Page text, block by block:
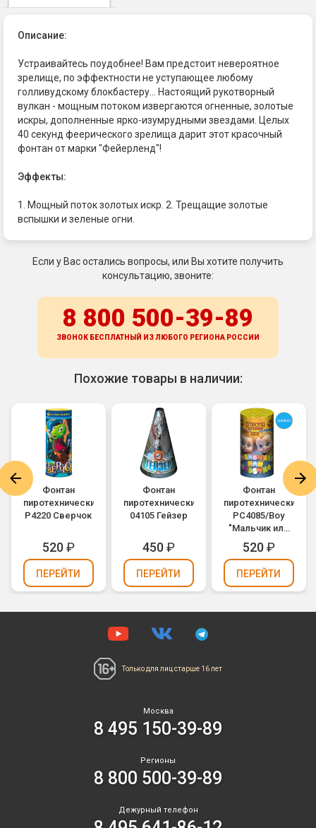
Описание:
Устраивайтесь поудобнее! Вам предстоит невероятное
зрелище, по эффектности не уступающее любому
голливудскому блокбастеру... Настоящий рукотворный
вулкан - мощным потоком извергаются огненные, золотые
искры, дополненные ярко-изумрудными звездами. Целых
40 секунд феерического зрелища дарит этот красочный
фонтан от марки "Фейерленд"!
Эффекты:
1. Мощный поток золотых искр. 2. Трещащие золотые
вспышки и зеленые огни.
Если у Вас остались вопросы, или Вы хотите получить
консультацию, звоните:
8 800 500-39-89
ЗВОНОК БЕСПЛАТНЫЙ ИЗ ЛЮБОГО РЕГИОНА РОССИИ
Похожие товары в наличии:
Фонтан
пиротехнический
Р4220 Сверчок
520₽
ПЕРЕЙТИ
Фонтан
пиротехнический
04105 Гейзер
450₽
ПЕРЕЙТИ
Фонтан
пиротехнический
РС4085/Boy
"Мальчик или
Девочка"
(синие огни) -
для Гендер
Пати (Gender
Party)
520₽
ПЕРЕЙТИ
Только для лицстарше 16 лет
Москва
8 495 150-39-89
Регионы
8 800 500-39-89
Дежурный телефон